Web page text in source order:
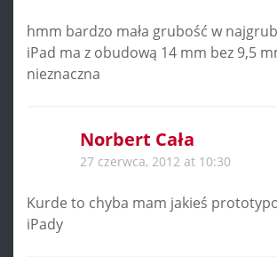
hmm bardzo mała grubość w
iPad ma z obudową 14 mm bez 9,5
nieznaczna
Norbert Cała
27 czerwca, 2012 at 10:30
Kurde to chyba mam jakieś
iPady